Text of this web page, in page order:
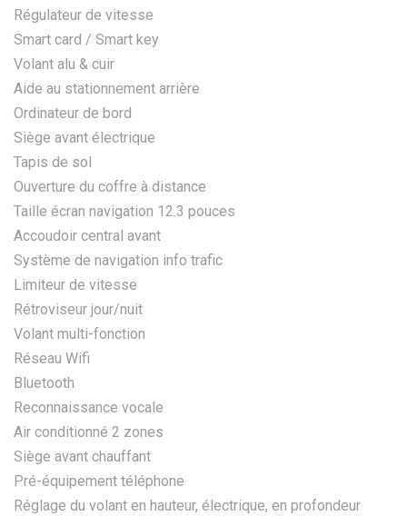
Régulateur de vitesse
Smart card / Smart key
Volant alu & cuir
Aide au stationnement arrière
Ordinateur de bord
Siège avant électrique
Tapis de sol
Ouverture du coffre à distance
Taille écran navigation 12.3 pouces
Accoudoir central avant
Système de navigation info trafic
Limiteur de vitesse
Rétroviseur jour/nuit
Volant multi-fonction
Réseau Wifi
Bluetooth
Reconnaissance vocale
Air conditionné 2 zones
Siège avant chauffant
Pré-équipement téléphone
Réglage du volant en hauteur, électrique, en profondeur